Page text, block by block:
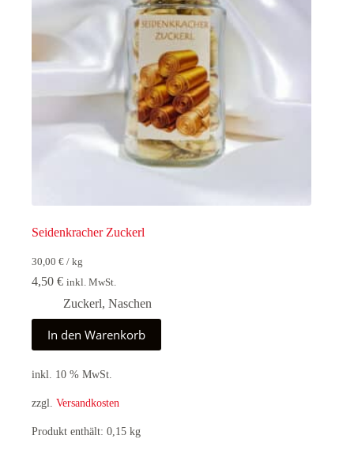
Seidenkracher Zuckerl
30,00 € / kg
4,50 € inkl. MwSt.
Zuckerl, Naschen
In den Warenkorb
inkl. 10 % MwSt.
zzgl. Versandkosten
Produkt enthält: 0,15 kg